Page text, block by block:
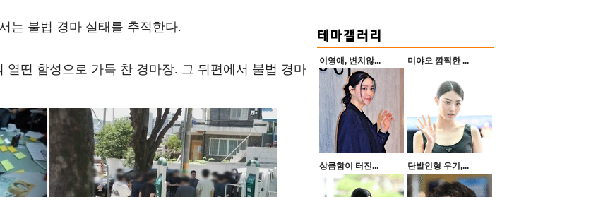
는 불법 경마 실태를 추적한다.
열띤 함성으로 가득 찬 경마장. 그 뒤편에서 불법 경마
이영애, 변치않... 미야오 깜찍한 ...
상큼함이 터진... 단발인형 우기,...